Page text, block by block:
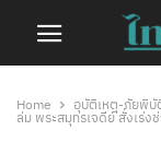
Home อุบัติเหตุ-ภัยพิบั
ล่ม พระสมุทรเจดีย์ สั่งเร่